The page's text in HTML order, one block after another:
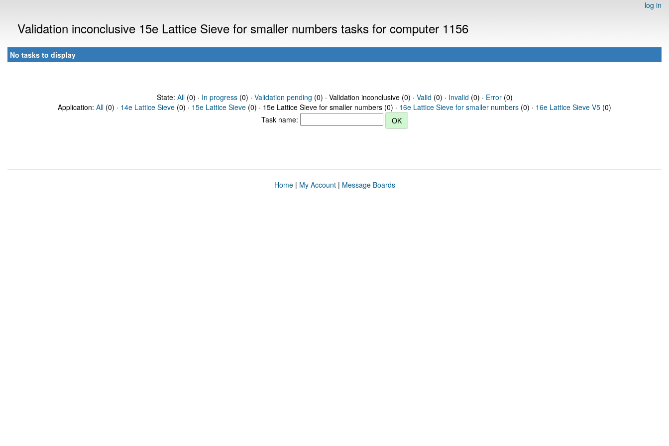
log in
Validation inconclusive 15e Lattice Sieve for smaller numbers tasks for computer 1156
No tasks to display
State: All(0) · In progress(0) · Validation pending (0) · Validation inconclusive (0) · Valid (0) · Invalid (0) · Error(0)
Application: All (0) · 14e Lattice Sieve (0) · 15e Lattice Sieve (0) · 15e Lattice Sieve for smaller numbers (0) · 16e Lattice Sieve for smaller numbers (0) · 16e Lattice Sieve V5 (0)
Task name:
Home| My Account| Message Boards